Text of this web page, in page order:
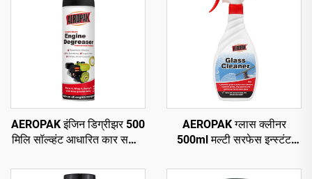
AEROPAK इंजिन डिग्रीझर 500
मिलि सॉल्व्हंट आधारित कार सफाई
AEROPAK ग्लास क्लीनर
500ml मल्टी सरफेस इन्स्टंट
हाऊसहोल्ड